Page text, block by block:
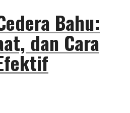
Bahu:
dan Cara